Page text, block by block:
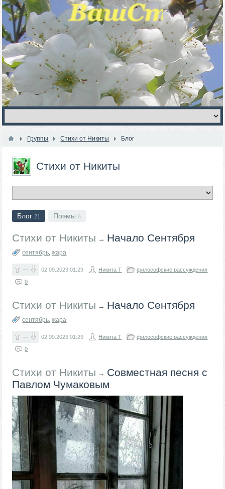
Группы Стихи от Никиты Блог
Стихи от Никиты
Блог21 Поэмы 6
Стихи от Никиты → Начало Сентября
сентябрь,жара
— 02.09.202301:29 Никита Т
философские рассуждения
0
Стихи от Никиты → Начало Сентября
сентябрь,жара
— 02.09.202301:29 Никита Т
философские рассуждения
0
Стихи от Никиты → Совместная песня с
Павлом Чумаковым